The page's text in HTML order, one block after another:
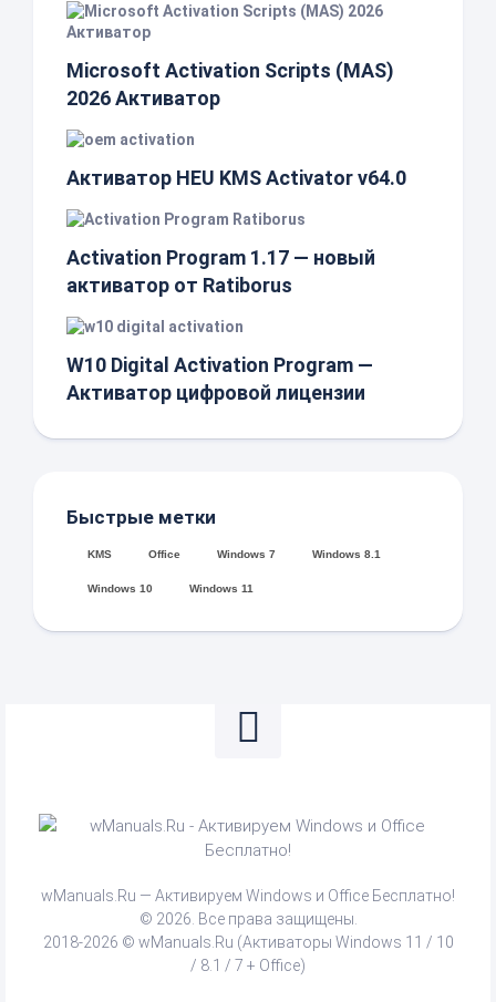
Microsoft Activation Scripts (MAS)
2026 Активатор
Активатор HEU KMS Activator v64.0
Activation Program 1.17 — новый
активатор от Ratiborus
W10 Digital Activation Program —
Активатор цифровой лицензии
Быстрые метки
KMS Office Windows 7 Windows 8.1
Windows 10 Windows 11
wManuals.Ru — Активируем Windows и Office Бесплатно!
© 2026. Все права защищены.
2018-2026 © wManuals.Ru (Активаторы Windows 11 / 10
/ 8.1 / 7 + Office)